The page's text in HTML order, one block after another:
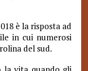
è la risposta ad
in cui numerosi
del sud.